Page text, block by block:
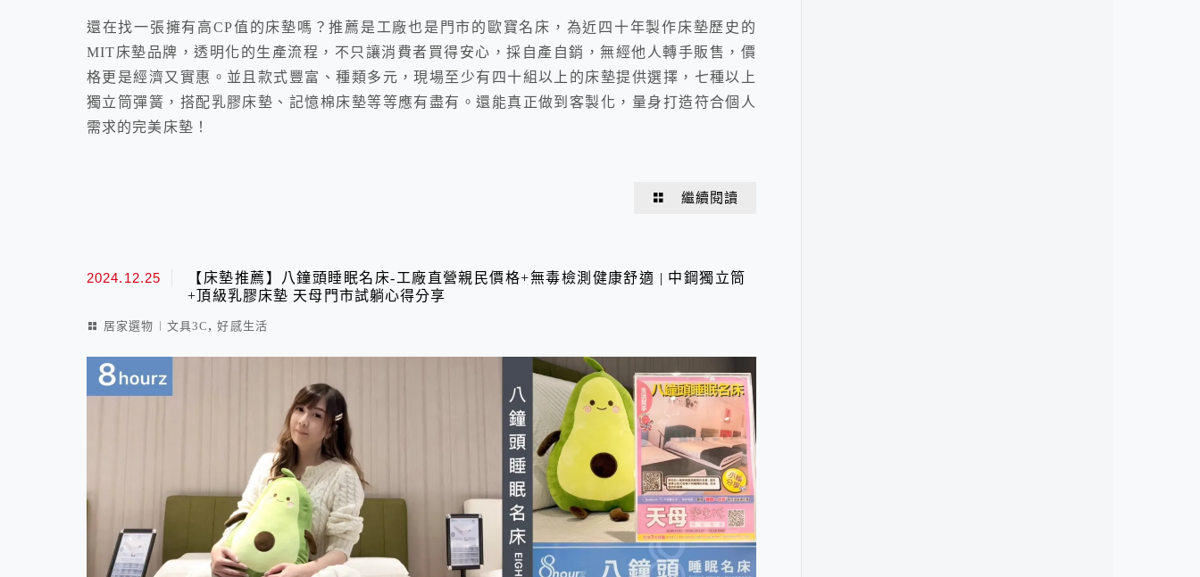
還在找一張擁有高CP值的床墊嗎？推薦是工廠也是門市的歐寶名床，為近四十年製作床墊歷史的
MIT床墊品牌，透明化的生產流程，不只讓消費者買得安心，採自產自銷，無經他人轉手販售，價
格更是經濟又實惠。並且款式豐富、種類多元，現場至少有四十組以上的床墊提供選擇，七種以上
獨立筒彈簧，搭配乳膠床墊、記憶棉床墊等等應有盡有。還能真正做到客製化，量身打造符合個人
需求的完美床墊！
繼續閱讀
2024.12.25
【床墊推薦】八鐘頭睡眠名床-工廠直營親民價格+無毒檢測健康舒適 | 中鋼獨立筒
+頂級乳膠床墊 天母門市試躺心得分享
居家選物︱文具3C ,好感生活